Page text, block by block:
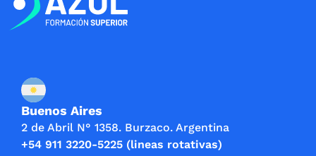
Buenos Aires
2 de Abril N° 1358. Burzaco. Argentina
+54 911 3220-5225 (lineas rotativas)